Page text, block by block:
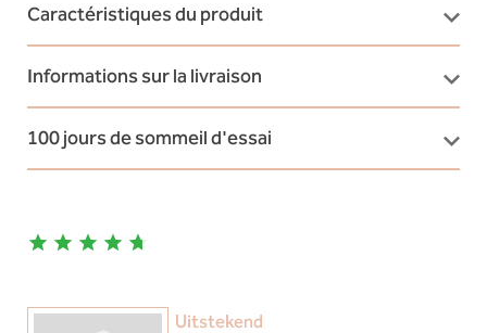
Caractéristiques du produit
Informations sur la livraison
100 jours de sommeil d'essai
Uitstekend